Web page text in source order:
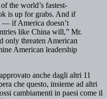
the world’s fastest-
is up for grabs. And if
— if America doesn’t
like China will,” Mr.
only threaten American
American leadership
anche dagli altri 11
che questo, insieme ad altri
cambiamenti in paesi come il